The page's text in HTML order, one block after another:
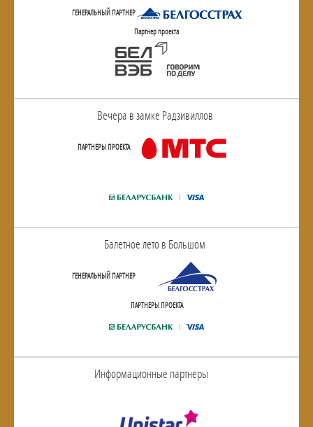
ГЕНЕРАЛЬНЫЙ ПАРТНЕР
Партнер проекта
Вечера в замке Радзивиллов
ПАРТНЕРЫ ПРОЕКТА
Балетное лето в Большом
ГЕНЕРАЛЬНЫЙ ПАРТНЕР
ПАРТНЕРЫ ПРОЕКТА
Информационные партнеры